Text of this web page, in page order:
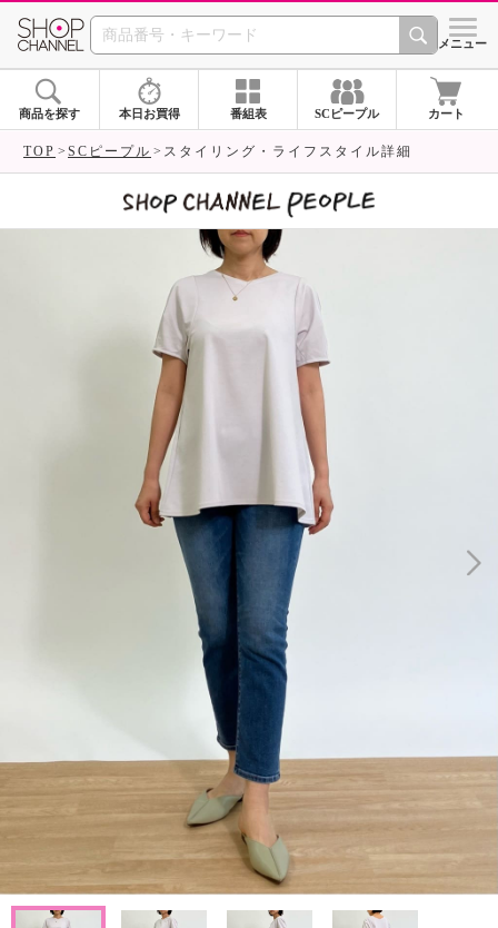
SHOP CHANNEL シメニュー
商品を探す 本日お買得 番組表 SCピープル カート
TOP SCピープル スタイリング・ライフスタイル詳細